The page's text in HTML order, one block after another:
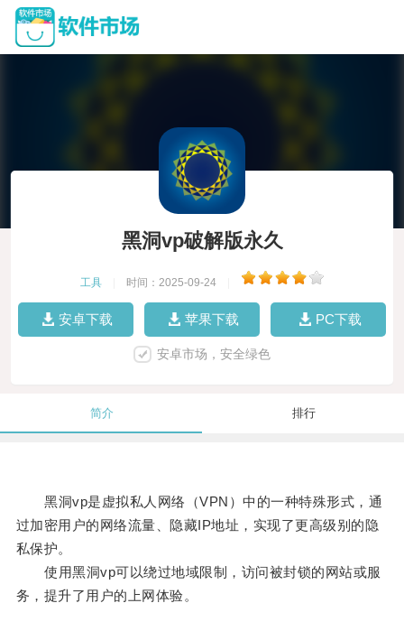
黑洞vp破解版永久
工具 时间：2025-09-24
安卓下载 苹果下载 PC下载
安卓市场，安全绿色
简介 排行
黑洞vp是虚拟私人网络（VPN）中的一种特殊形式，通
过加密用户的网络流量、隐藏IP地址，实现了更高级别的隐
私保护。
使用黑洞vp可以绕过地域限制，访问被封锁的网站或服
务，提升了用户的上网体验。